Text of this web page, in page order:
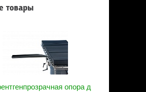
товары
опора д